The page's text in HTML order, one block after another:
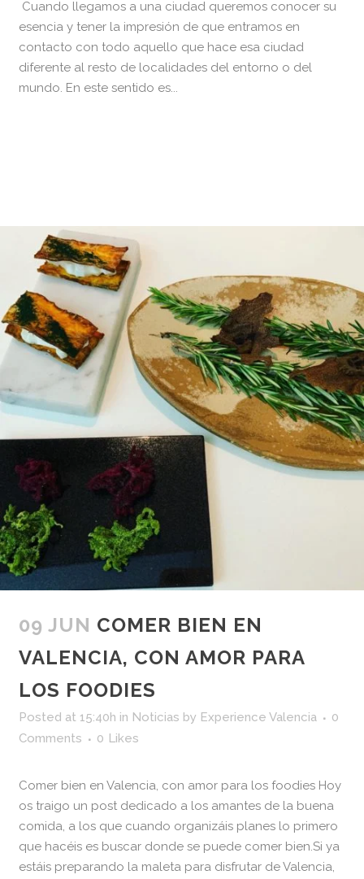
Cuando llegamos a una ciudad queremos conocer su
esencia y tener la impresión de que entramos en
contacto con todo aquello que hace esa ciudad
diferente al resto de localidades del entorno o del
mundo. En este sentido es...
09 JUN COMER BIEN EN
VALENCIA, CON AMOR PARA
LOS FOODIES
Posted at 15:40h in Noticias by Experience Valencia
0
Comments
0 Likes
Comer bien en Valencia, con amor para los foodies Hoy
os traigo un post dedicado a los amantes de la buena
comida, a los que cuando organizáis planes lo primero
que hacéis es buscar donde se puede comer bien.Si ya
estáis preparando la maleta para disfrutar de Valencia,